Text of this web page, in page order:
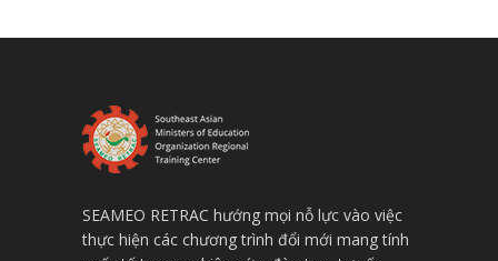
SEAMEO RETRAC hướng mọi nỗ lực vào việc
thực hiện các chương trình đổi mới mang tính